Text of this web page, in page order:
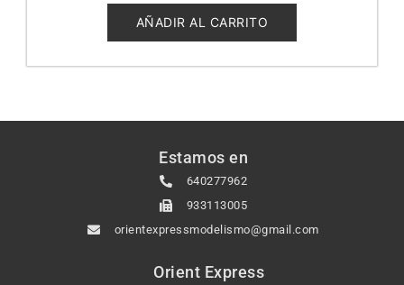
de
5
AÑADIR AL CARRITO
Estamos en
640277962
933113005
orientexpressmodelismo@gmail.com
Orient Express